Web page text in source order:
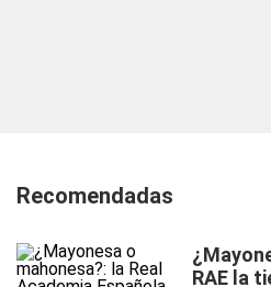
Recomendadas
RAE la